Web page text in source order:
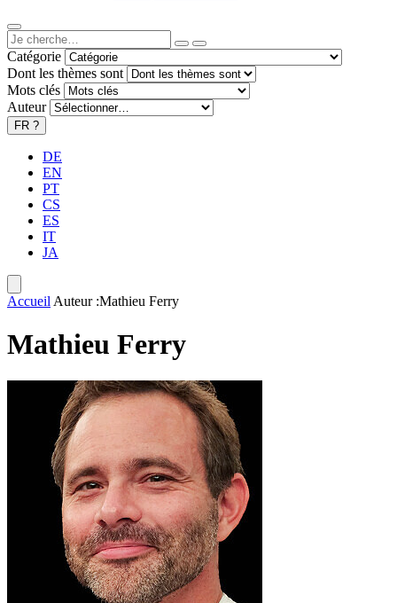
Catégorie
Dont les thèmes sont
Mots clés
Auteur
FR ?
DE
EN
PT
CS
ES
IT
JA
Accueil Auteur :Mathieu Ferry
Mathieu Ferry